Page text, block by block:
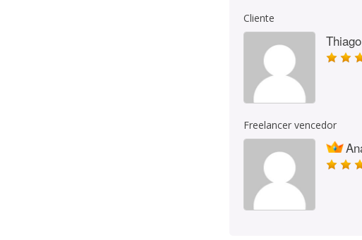
Cliente
Freelancer vencedor